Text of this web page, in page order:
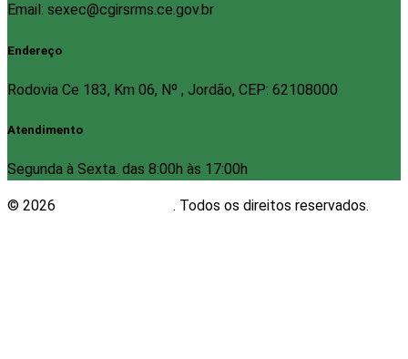
Email: sexec@cgirsrms.ce.gov.br
Endereço
Rodovia Ce 183, Km 06, Nº , Jordão, CEP: 62108000
Atendimento
Segunda à Sexta. das 8:00h às 17:00h
© 2026 . Todos os direitos reservados.